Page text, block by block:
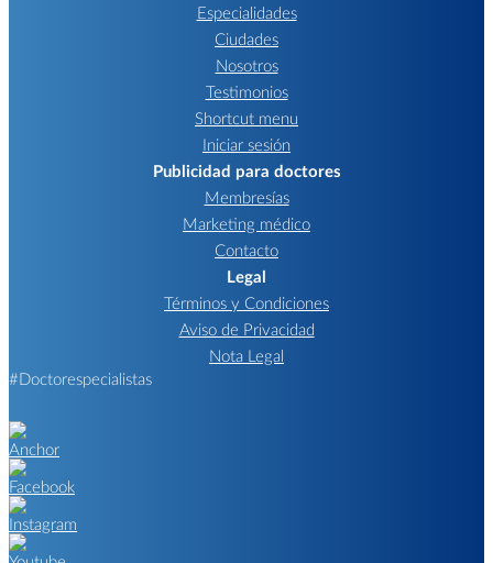
Especialidades
Ciudades
Nosotros
Testimonios
Shortcut menu
Iniciar sesión
Publicidad para doctores
Membresías
Marketing médico
Contacto
Legal
Términos y Condiciones
Aviso de Privacidad
Nota Legal
#Doctorespecialistas